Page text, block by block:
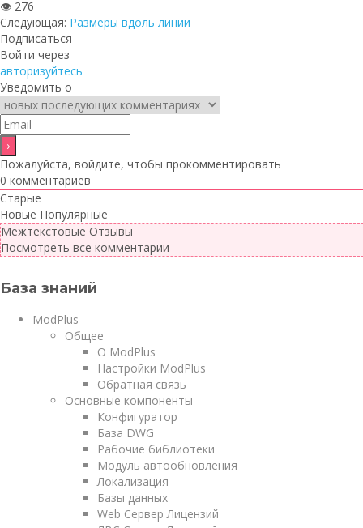
👁 276
Следующая: Размеры вдоль линии
Подписаться
Войти через
авторизуйтесь
Уведомить о
Пожалуйста, войдите, чтобы прокомментировать
0 комментариев
Старые
Новые Популярные
Межтекстовые Отзывы
Посмотреть все комментарии
База знаний
ModPlus
Общее
О ModPlus
Настройки ModPlus
Обратная связь
Основные компоненты
Конфигуратор
База DWG
Рабочие библиотеки
Модуль автообновления
Локализация
Базы данных
Web Сервер Лицензий